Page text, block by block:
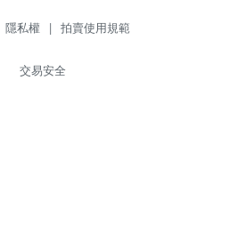
隱私權 | 拍賣使用規範
交易安全